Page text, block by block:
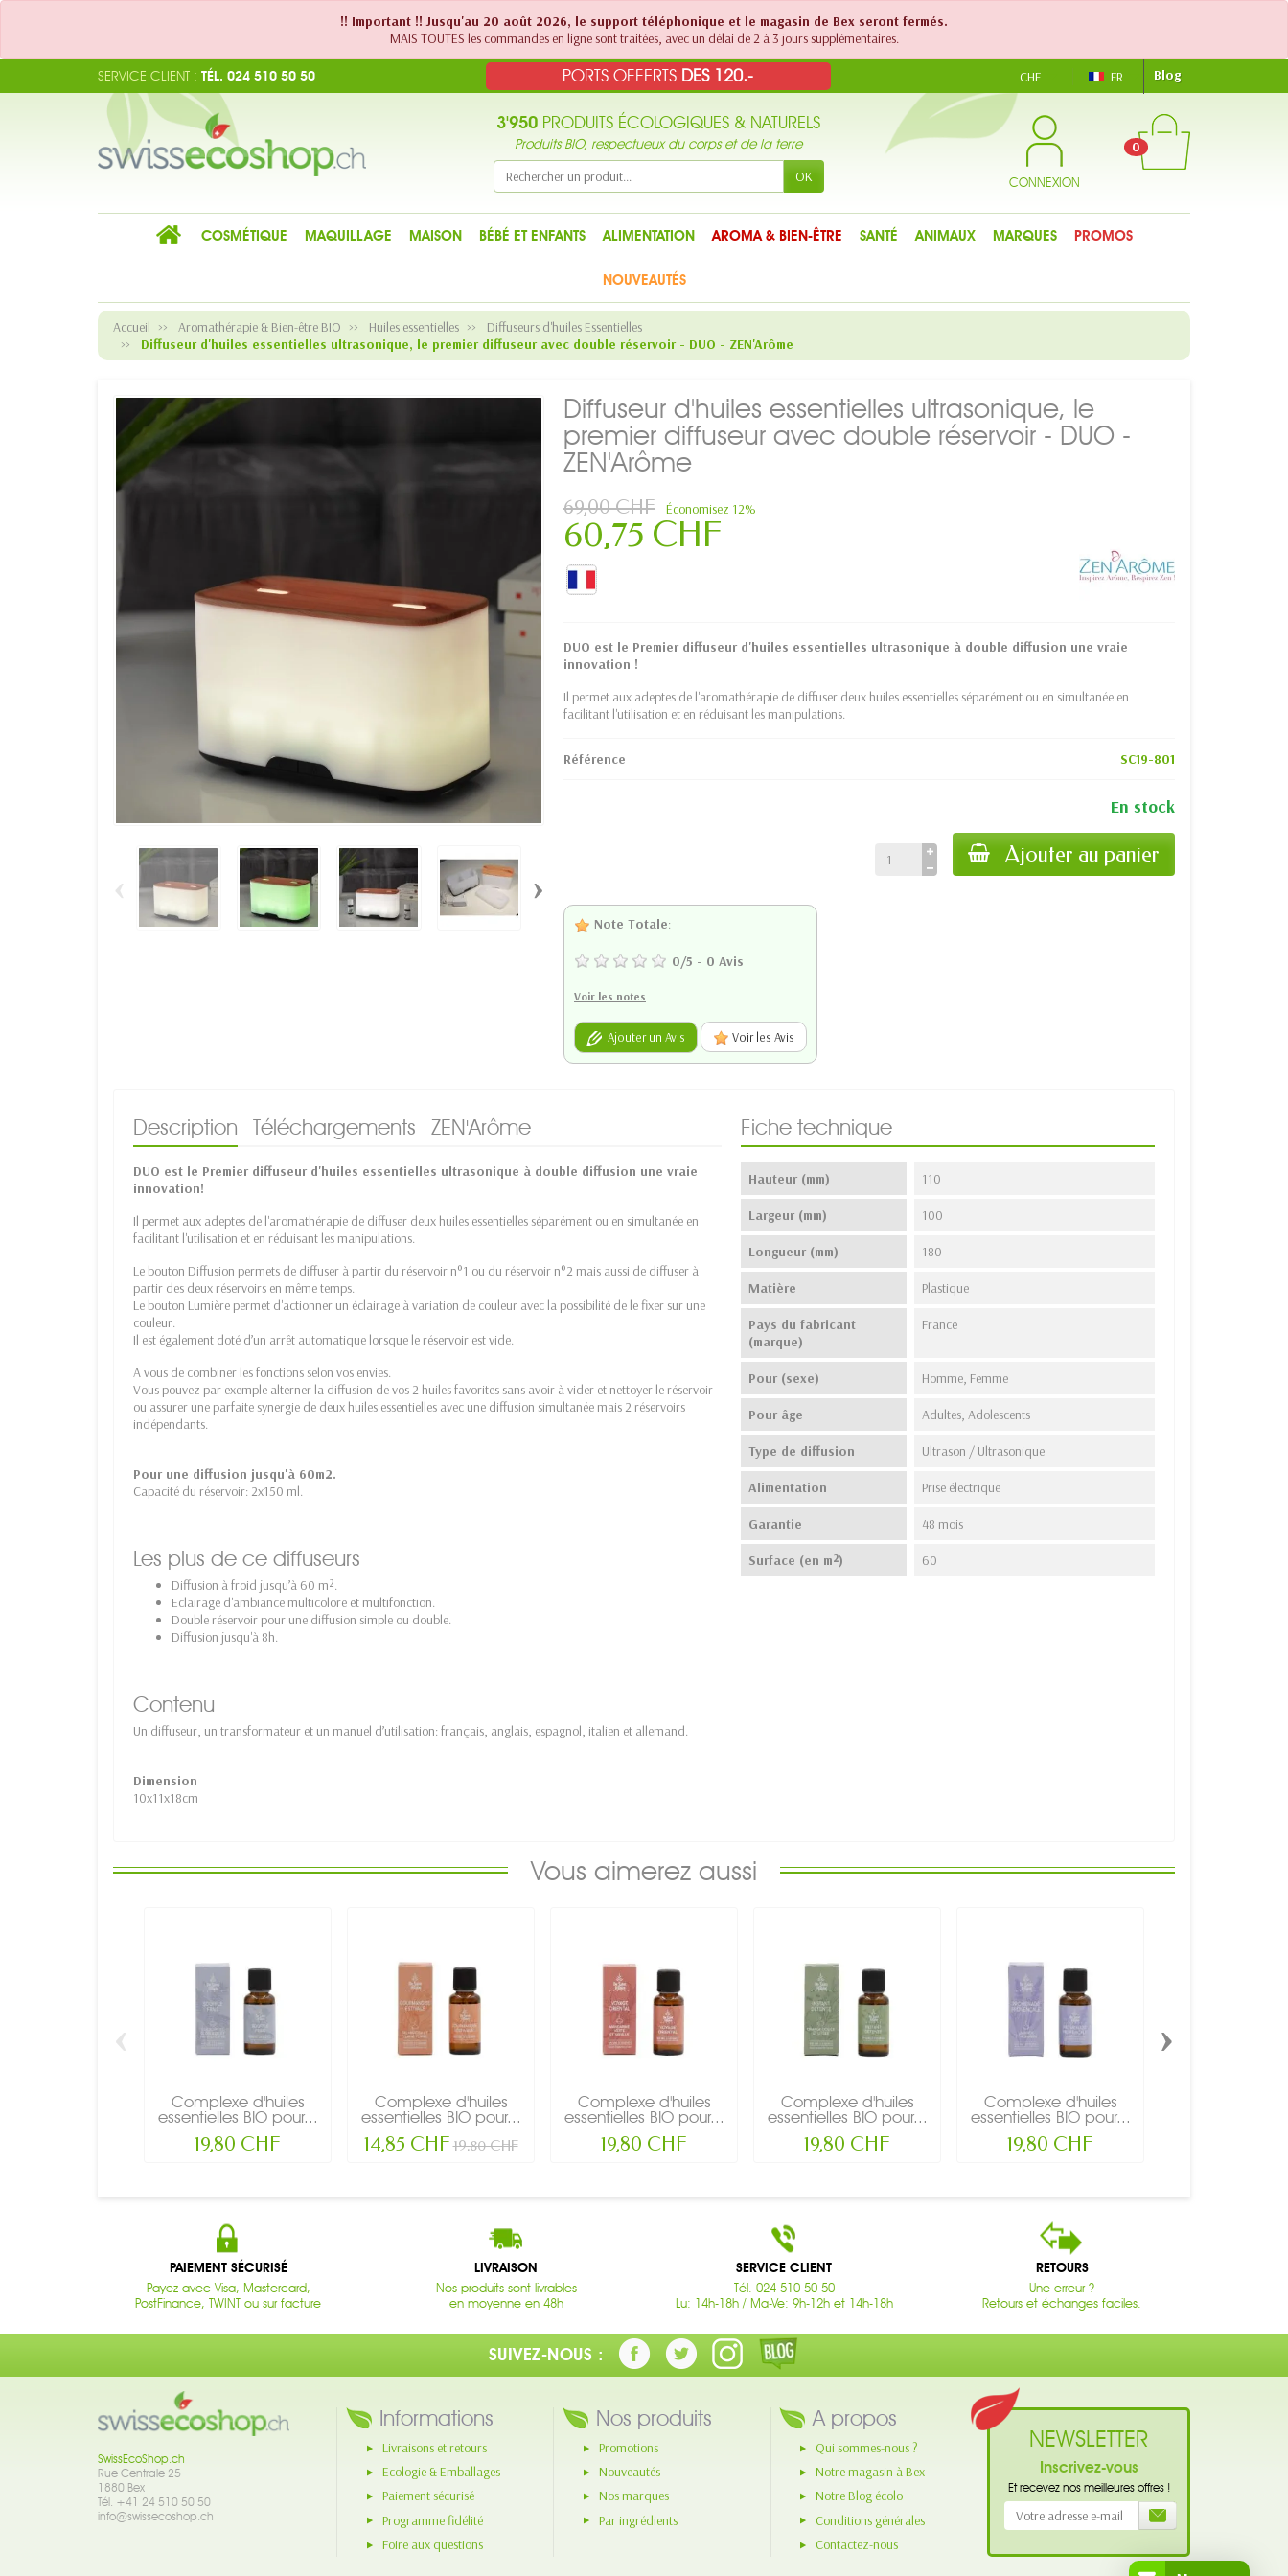
!! Important !! Jusqu'au 20 août 2026, le support téléphonique et le magasin de Bex seront fermés.
MAIS TOUTES les commandes en ligne sont traitées, avec un délai de 2 à 3 jours supplémentaires.
PORTS OFFERTS DES 120.-
SERVICE CLIENT : TÉL. 024 510 50 50 CHF FR Blog
3'950 PRODUITS ÉCOLOGIQUES & NATURELS
Produits BIO, respectueux du corps et de la terre
OK CONNEXION
0
COSMÉTIQUE MAQUILLAGE MAISON BÉBÉ ET ENFANTS ALIMENTATION AROMA & BIEN-ÊTRE SANTÉ ANIMAUX MARQUES PROMOS
NOUVEAUTÉS
Accueil Aromathérapie & Bien-être BIO Huiles essentielles
Diffuseurs d'huiles Essentielles
Diffuseur d'huiles essentielles ultrasonique, le premier diffuseur avec double réservoir - DUO - ZEN'Arôme
‹ ›
Diffuseur d'huiles essentielles ultrasonique, le
premier diffuseur avec double réservoir - DUO -
ZEN'Arôme
69,00 CHF Économisez 12%
60,75 CHF
DUO est le Premier diffuseur d'huiles essentielles ultrasonique à double diffusion une vraie
innovation !
Il permet aux adeptes de l'aromathérapie de diffuser deux huiles essentielles séparément ou en simultanée en
facilitant l'utilisation et en réduisant les manipulations.
Référence SC19-801
En stock
Ajouter au panier
Note Totale:
0/5 - 0 Avis
Voir les notes
Ajouter un Avis Voir les Avis
Description Téléchargements ZEN'Arôme
DUO est le Premier diffuseur d'huiles essentielles ultrasonique à double diffusion une vraie
innovation!
Il permet aux adeptes de l'aromathérapie de diffuser deux huiles essentielles séparément ou en simultanée en
facilitant l'utilisation et en réduisant les manipulations.
Le bouton Diffusion permets de diffuser à partir du réservoir n°1 ou du réservoir n°2 mais aussi de diffuser à
partir des deux réservoirs en même temps.
Le bouton Lumière permet d'actionner un éclairage à variation de couleur avec la possibilité de le fixer sur une
couleur.
Il est également doté d’un arrêt automatique lorsque le réservoir est vide.
A vous de combiner les fonctions selon vos envies.
Vous pouvez par exemple alterner la diffusion de vos 2 huiles favorites sans avoir à vider et nettoyer le réservoir
ou assurer une parfaite synergie de deux huiles essentielles avec une diffusion simultanée mais 2 réservoirs
indépendants.
Pour une diffusion jusqu'à 60m2.
Capacité du réservoir: 2x150 ml.
Les plus de ce diffuseurs
Diffusion à froid jusqu’à 60 m².
Eclairage d'ambiance multicolore et multifonction.
Double réservoir pour une diffusion simple ou double.
Diffusion jusqu'à 8h.
Contenu
Un diffuseur, un transformateur et un manuel d’utilisation: français, anglais, espagnol, italien et allemand.
Dimension
10x11x18cm
Fiche technique
Hauteur (mm) 110
Largeur (mm) 100
Longueur (mm) 180
Matière Plastique
Pays du fabricant
(marque)
France
Pour (sexe) Homme, Femme
Pour âge Adultes, Adolescents
Type de diffusion Ultrason / Ultrasonique
Alimentation Prise électrique
Garantie 48 mois
Surface (en m²) 60
Vous aimerez aussi
Complexe d'huiles
essentielles BIO pour...
19,80 CHF
Complexe d'huiles
essentielles BIO pour...
14,85 CHF19,80 CHF
Complexe d'huiles
essentielles BIO pour...
19,80 CHF
Complexe d'huiles
essentielles BIO pour...
19,80 CHF
Complexe d'huiles
essentielles BIO pour...
19,80 CHF
‹ ›
PAIEMENT SÉCURISÉ
Payez avec Visa, Mastercard,
PostFinance, TWINT ou sur facture
LIVRAISON
Nos produits sont livrables
en moyenne en 48h
SERVICE CLIENT
Tél. 024 510 50 50
Lu: 14h-18h / Ma-Ve: 9h-12h et 14h-18h
RETOURS
Une erreur ?
Retours et échanges faciles.
SUIVEZ-NOUS :
SwissEcoShop.ch
Rue Centrale 25
1880 Bex
Tél. +41 24 510 50 50
info@swissecoshop.ch
Informations
Livraisons et retours
Ecologie & Emballages
Paiement sécurisé
Programme fidélité
Foire aux questions
Nos produits
Promotions
Nouveautés
Nos marques
Par ingrédients
A propos
Qui sommes-nous ?
Notre magasin à Bex
Notre Blog écolo
Conditions générales
Contactez-nous
NEWSLETTER
Inscrivez-vous
Et recevez nos meilleures offres !